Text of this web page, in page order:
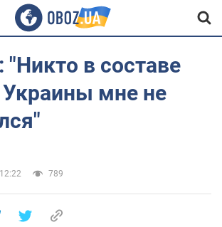
"Никто в составе
Украины мне не
789